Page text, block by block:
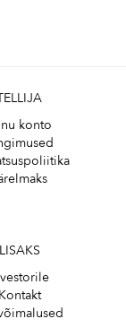
konto
LISAKS
Kontakt